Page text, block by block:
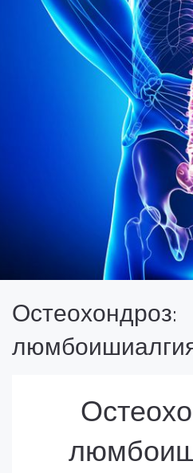
Остеохондроз: